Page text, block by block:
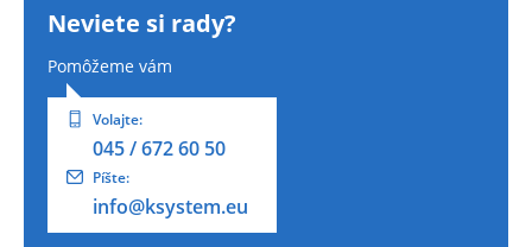
Neviete si rady?
Pomôžeme vám
Volajte:
045 / 672 60 50
Píšte:
info@ksystem.eu